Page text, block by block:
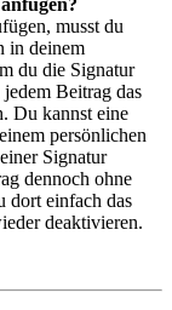
musst du
in deinem
du die Signatur
Beitrag das
Du kannst eine
persönlichen
Signatur
dennoch ohne
dort einfach das
deaktivieren.